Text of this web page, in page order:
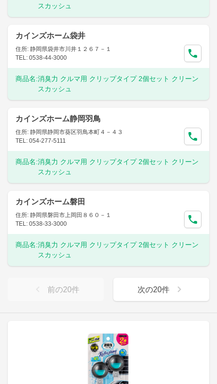
スカッシュ
カインズホーム袋井
住所: 静岡県袋井市川井１２６７－１
TEL: 0538-44-3000
商品名:消臭力 クルマ用 クリップタイプ 2個セット クリーン
スカッシュ
カインズホーム静岡羽鳥
住所: 静岡県静岡市葵区羽鳥本町４－４３
TEL: 054-277-5111
商品名:消臭力 クルマ用 クリップタイプ 2個セット クリーン
スカッシュ
カインズホーム磐田
住所: 静岡県磐田市上岡田８６０－１
TEL: 0538-33-3000
商品名:消臭力 クルマ用 クリップタイプ 2個セット クリーン
スカッシュ
前の20件 次の20件